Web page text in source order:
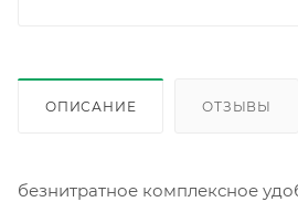
ОПИСАНИЕ ОТЗЫВЫ
безнитратное комплексное